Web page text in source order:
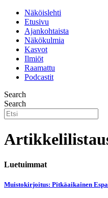
Näköislehti
Etusivu
Ajankohtaista
Näkökulmia
Kasvot
Ilmiöt
Raamattu
Podcastit
Search
Search
Luetuimmat
Muistokirjoitus: Pitkäaikainen